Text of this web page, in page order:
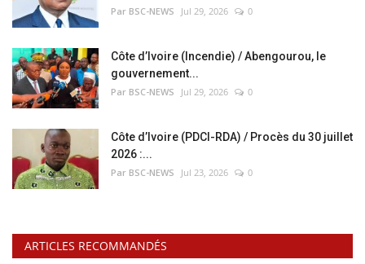
Par BSC-NEWS Jul 29, 2026 0
Côte d’Ivoire (Incendie) / Abengourou, le
gouvernement...
Par BSC-NEWS Jul 29, 2026 0
Côte d’Ivoire (PDCI-RDA) / Procès du 30 juillet
2026 :...
Par BSC-NEWS Jul 23, 2026 0
ARTICLES RECOMMANDÉS